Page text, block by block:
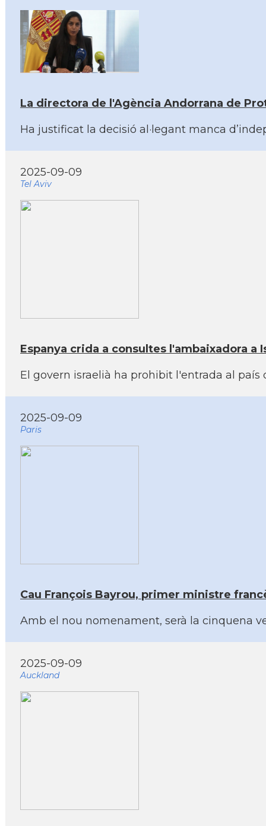
La directora de l'Agència Andorrana de
Ha justificat la decisió al·legant manca
2025-09-09
Tel Aviv
Espanya crida a consultes l'ambaixadora
El govern israelià ha prohibit l'entrada al
2025-09-09
Paris
Cau François Bayrou, primer ministre
Amb el nou nomenament, serà la cinquena
2025-09-09
Auckland